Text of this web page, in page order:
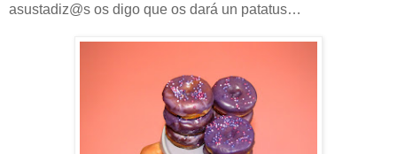
asustadiz@s os digo que os dará un patatus…